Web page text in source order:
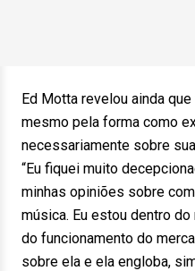
Ed Motta revelou ainda
mesmo pela forma como
necessariamente sobre
“Eu fiquei muito
minhas opiniões sobre
música. Eu estou dentro
do funcionamento do
sobre ela e ela engloba,